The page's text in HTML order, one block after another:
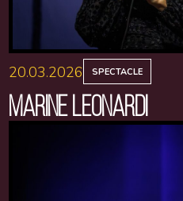
20.03.2026 SPECTACLE
MARINE LEONARDI